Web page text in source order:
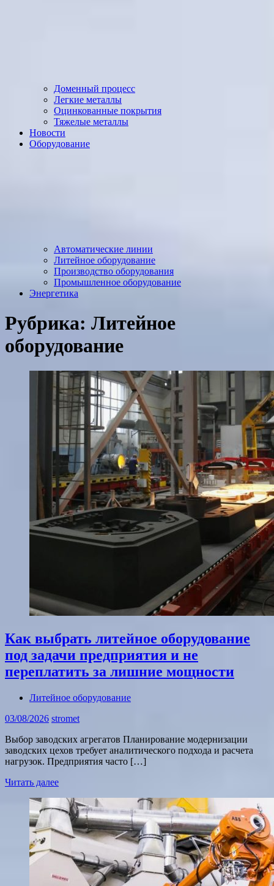
Доменный процесс
Легкие металлы
Оцинкованные покрытия
Тяжелые металлы
Новости
Оборудование
Автоматические линии
Литейное оборудование
Производство оборудования
Промышленное оборудование
Энергетика
Рубрика: Литейное
оборудование
Как выбрать литейное оборудование
под задачи предприятия и не
переплатить за лишние мощности
Литейное оборудование
03/08/2026 stromet
Выбор заводских агрегатов Планирование модернизации
заводских цехов требует аналитического подхода и расчета
нагрузок. Предприятия часто […]
Читать далее